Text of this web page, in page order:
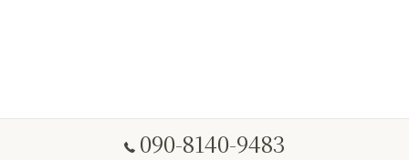
090-8140-9483